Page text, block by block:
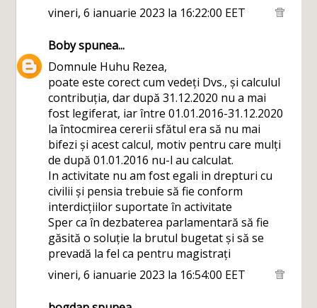
vineri, 6 ianuarie 2023 la 16:22:00 EET
Bobyspunea...
Domnule Huhu Rezea,
poate este corect cum vedeți Dvs., și calculul
contribuția, dar după 31.12.2020 nu a mai
fost legiferat, iar între 01.01.2016-31.12.2020
la întocmirea cererii sfătul era să nu mai
bifezi și acest calcul, motiv pentru care mulți
de după 01.01.2016 nu-l au calculat.
In activitate nu am fost egali in drepturi cu
civilii și pensia trebuie să fie conform
interdicțiilor suportate în activitate
Sper ca în dezbaterea parlamentară să fie
găsită o soluție la brutul bugetat și să se
prevadă la fel ca pentru magistrați
vineri, 6 ianuarie 2023 la 16:54:00 EET